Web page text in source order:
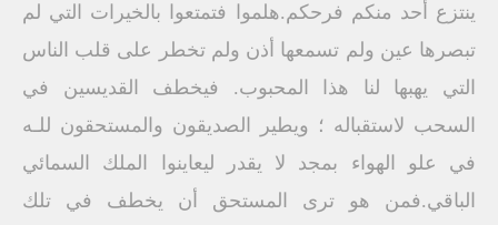
ينتزع أحد منكم فرحكم.هلموا فتمتعوا بالخيرات التي لم
تبصرها عين ولم تسمعها أذن ولم تخطر على قلب الناس
التي يهبها لنا هذا المحبوب. فيخطف القديسين في
السحب لاستقباله ؛ ويطير الصديقون والمستحقون للـه
في علو الهواء بمجد لا يقدر ليعاينوا الملك السمائي
الباقي.فمن هو ترى المستحق أن يخطف في تلك